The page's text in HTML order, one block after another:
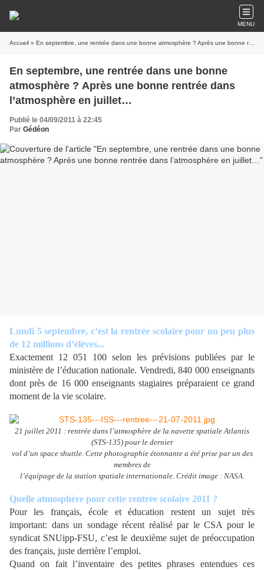
MENU
Accueil » En septembre, une rentrée dans une bonne atmosphère ? Après une bonne rentrée dans l’atmosphère en juillet…
En septembre, une rentrée dans une bonne
atmosphère ? Après une bonne rentrée dans
l’atmosphère en juillet…
Publié le 04/09/2011 à 22:45
Par Gédéon
Lundi 5 septembre, c’est la rentrée scolaire pour un peu plus
de 12 millions d’élèves...
Exactement 12 051 100 selon les prévisions publiées par le
ministère de l’éducation nationale. Vendredi, 840 000 enseignants
dont près de 16 000 enseignants stagiaires préparaient ce grand
moment de la vie scolaire.
21 juillet 2011 : rentrée dans l’atmosphère de la navette spatiale Atlantis
(STS-135) pour le dernier
vol d’un space shuttle. Cette photographie étonnante a été prise par un des
membres de
l’équipage de la station spatiale internationale. Crédit image : NASA.
Quelle atmosphère pour cette rentrée scolaire 2011 ?
Pour les français, école et éducation restent un sujet très
important: dans un sondage récent réalisé par le CSA pour le
syndicat SNUipp-FSU, c’est le deuxième sujet de préoccupation
des français, juste derrière l’emploi.
Quand on fait l’inventaire des petites phrases entendues ces